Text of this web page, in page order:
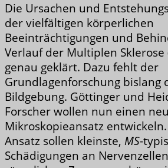
Die Ursachen und
der vielfältigen körperlichen
Beeinträchtigungen und
Verlauf der Multiplen Sklerose
genau geklärt. Dazu fehlt der
Grundlagenforschung bislang
Bildgebung. Göttinger und
Forscher wollen nun einen
Mikroskopieansatz
Ansatz sollen kleinste, MS-
Schädigungen an